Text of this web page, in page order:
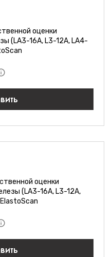
оценки
(LA3-16A, L3-12A, LA4-
оценки
(LA3-16A, L3-12A,